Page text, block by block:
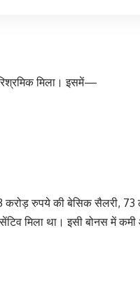
मिला। इसमें—
करोड़ रुपये की बेसिक सैलरी, 73
मिला था। इसी बोनस में